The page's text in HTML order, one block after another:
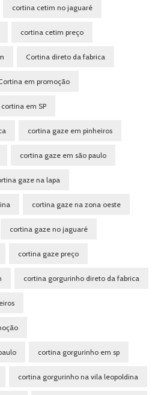
cortina cetim no jaguaré
cortina cetim preço
Cortina direto da fabrica
em promoção
cortina em SP
cortina gaze em pinheiros
cortina gaze em são paulo
gaze na lapa
cortina gaze na zona oeste
cortina gaze no jaguaré
cortina gaze preço
cortina gorgurinho direto da fabrica
cortina gorgurinho em sp
cortina gorgurinho na vila leopoldina